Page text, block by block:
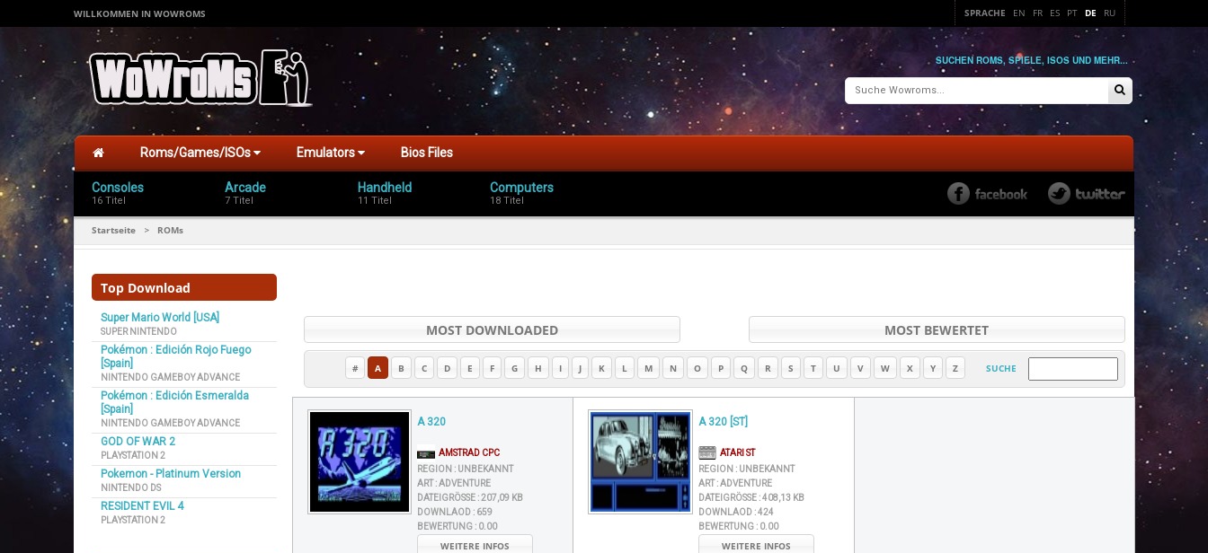
WILLKOMMEN IN WOWROMS SPRACHE EN FR ES PT DE RU
SUCHEN ROMS, SPIELE, ISOS UND MEHR...
Roms/Games/ISOs Emulators Bios Files
Consoles
16 Titel
Arcade
7 Titel
Handheld
11 Titel
Computers
18 Titel
Startseite > ROMs
Top Download
Super Mario World [USA]
SUPER NINTENDO
Pokémon : Edición Rojo Fuego
[Spain]
NINTENDO GAMEBOY ADVANCE
Pokémon : Edición Esmeralda
[Spain]
NINTENDO GAMEBOY ADVANCE
GOD OF WAR 2
PLAYSTATION 2
Pokemon - Platinum Version
NINTENDO DS
RESIDENT EVIL 4
PLAYSTATION 2
MOST DOWNLOADED MOST BEWERTET
# A B C D E F G H I J K L M N O P Q R S T U V W X Y Z SUCHE
A 320
AMSTRAD CPC
REGION : UNBEKANNT
ART :ADVENTURE
DATEIGRÖSSE : 207,09 KB
DOWNLAOD : 659
BEWERTUNG : 0.00
WEITERE INFOS
A 320 [ST]
ATARI ST
REGION : UNBEKANNT
ART :ADVENTURE
DATEIGRÖSSE : 408,13 KB
DOWNLAOD :424
BEWERTUNG : 0.00
WEITERE INFOS